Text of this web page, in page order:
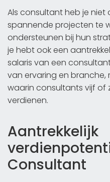
Als consultant heb je niet
spannende projecten te
ondersteunen bij hun
je hebt ook een
salaris van een
van ervaring en branche,
waarin consultants vijf of
verdienen.
Aantrekkelijk
Consultant